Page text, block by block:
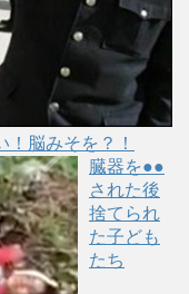
！脳みそを？！
臓器を●●
された後
捨てられ
た子ども
たち